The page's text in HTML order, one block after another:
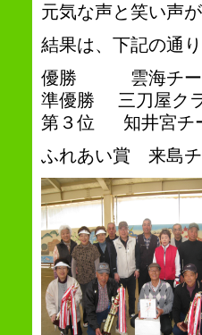
元気な声と笑い声
結果は、下記の通
優勝 雲海チーム
準優勝 三刀屋ク
第３位 知井宮チ
ふれあい賞 来島チ